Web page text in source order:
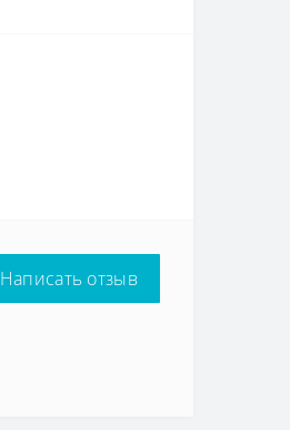
Написать отзыв